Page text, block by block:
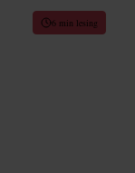
6 min lesing